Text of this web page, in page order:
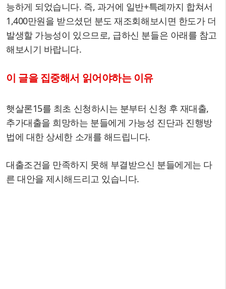
능하게 되었습니다. 즉, 과거에 일반+특례까지 합쳐서
1,400만원을 받으셨던 분도 재조회해보시면 한도가 더
발생할 가능성이 있으므로, 급하신 분들은 아래를 참고
해보시기 바랍니다.
이 글을 집중해서 읽어야하는 이유
햇살론15를 최초 신청하시는 분부터 신청 후 재대출,
추가대출을 희망하는 분들에게 가능성 진단과 진행방
법에 대한 상세한 소개를 해드립니다.
대출조건을 만족하지 못해 부결받으신 분들에게는 다
른 대안을 제시해드리고 있습니다.